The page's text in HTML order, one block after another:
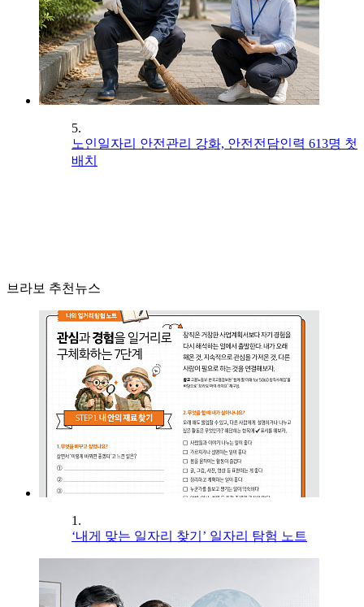
5.
노인일자리 안전관리 강화, 안전전담인력 613명 첫
배치
브라보 추천뉴스
1.
‘내게 맞는 일자리 찾기’ 일자리 탐험 노트